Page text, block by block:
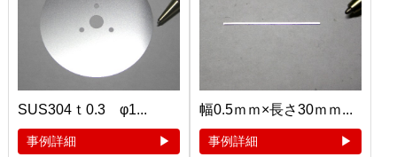
SUS304ｔ0.3 φ1...
事例詳細
幅0.5ｍｍ×長さ30ｍｍ...
事例詳細